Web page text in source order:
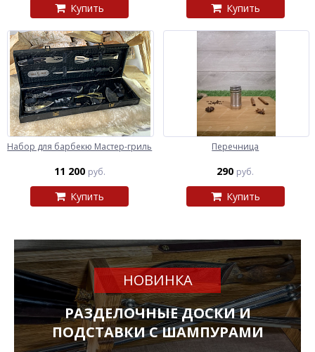
Купить Купить
Набор для барбекю Мастер-гриль
11 200 руб.
Купить
Перечница
290 руб.
Купить
НОВИНКА
РАЗДЕЛОЧНЫЕ ДОСКИ И
ПОДСТАВКИ С ШАМПУРАМИ